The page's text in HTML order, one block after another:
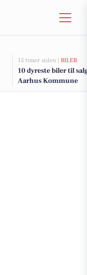
15 timer siden | BILER
10 dyreste biler til
Aarhus Kommune